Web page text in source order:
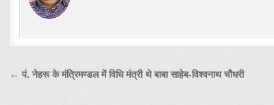
Post
← पं. नेहरू के मंत्रिमण्डल में विधि मंत्री थे बाबा साहेब-विश्वनाथ चौधरी